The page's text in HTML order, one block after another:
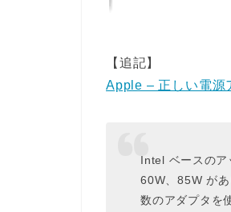
【追記】
Apple – 正しい電源
Intel ベースのア
60W、85W が
数のアダプタを